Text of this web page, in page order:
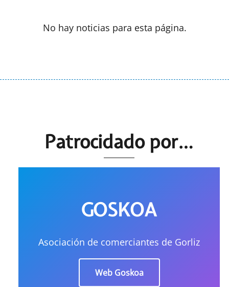
No hay noticias para esta página.
Patrocidado por…
GOSKOA
Asociación de comerciantes de Gorliz
Web Goskoa